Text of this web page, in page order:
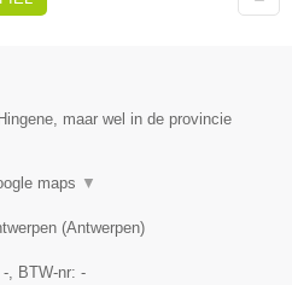
maar wel in de provincie
maps ▼
(Antwerpen)
- , BTW-nr: -